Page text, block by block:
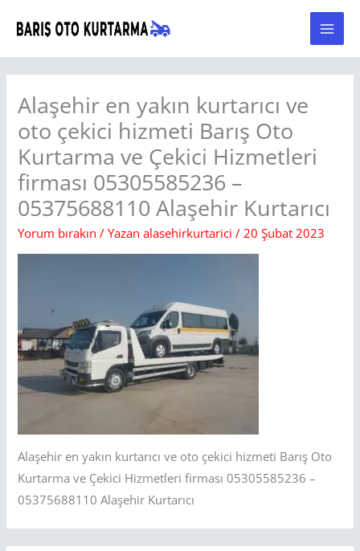
atla
Alaşehir en yakın kurtarıcı ve
oto çekici hizmeti Barış Oto
Kurtarma ve Çekici Hizmetleri
firması 05305585236 –
05375688110 Alaşehir Kurtarıcı
Yorum bırakın / Yazan alasehirkurtarici/20 Şubat 2023
Alaşehir en yakın kurtarıcı ve oto çekici hizmeti Barış Oto
Kurtarma ve Çekici Hizmetleri firması 05305585236 –
05375688110 Alaşehir Kurtarıcı